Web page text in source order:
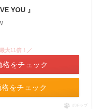
YOU 』
をチェック
大11倍！／
をチェック
ポチップ